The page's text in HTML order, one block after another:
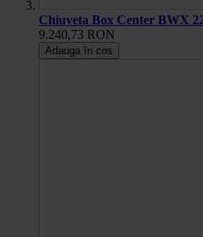
Chiuveta Box Center BWX
9.240,73 RON
Adauga în cos